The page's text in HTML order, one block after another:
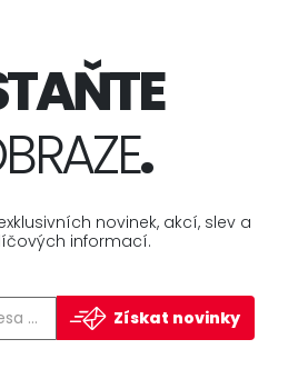
.
novinek, akcí, slev a
informací.
Získat novinky